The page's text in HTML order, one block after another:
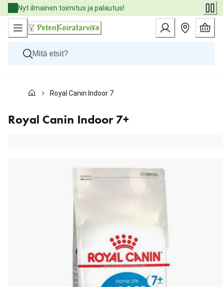
Skip
to
Content
Nyt ilmainen toimitus ja palautus!
Kissat
Eläinlääkäriruoat
Tuotemerkit
Royal Canin Indoor 7+
Royal Canin Indoor 7+